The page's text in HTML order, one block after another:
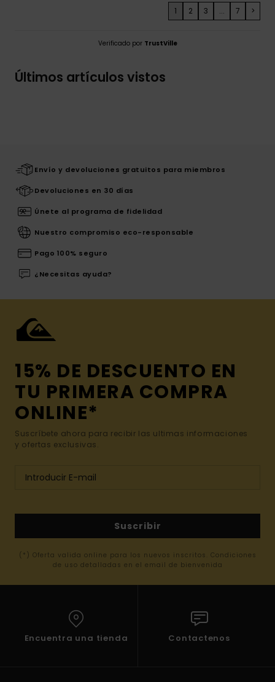
1 2 3 ... 7 >
Verificado por TrustVille
Últimos artículos vistos
Envío y devoluciones gratuitos para miembros
Devoluciones en 30 días
Únete al programa de fidelidad
Nuestro compromiso eco-responsable
Pago 100% seguro
¿Necesitas ayuda?
15% DE DESCUENTO EN
TU PRIMERA COMPRA
ONLINE*
Suscríbete ahora para recibir las ultimas informaciones
y ofertas exclusivas.
Suscribir
(*) Oferta valida online para los nuevos inscritos. Condiciones
de uso detalladas en el email de bienvenida
Encuentra una tienda Contactenos